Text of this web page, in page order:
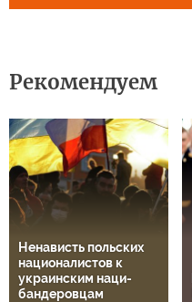
Рекомендуем
Ненависть польских
националистов к
украинским наци-
бандеровцам